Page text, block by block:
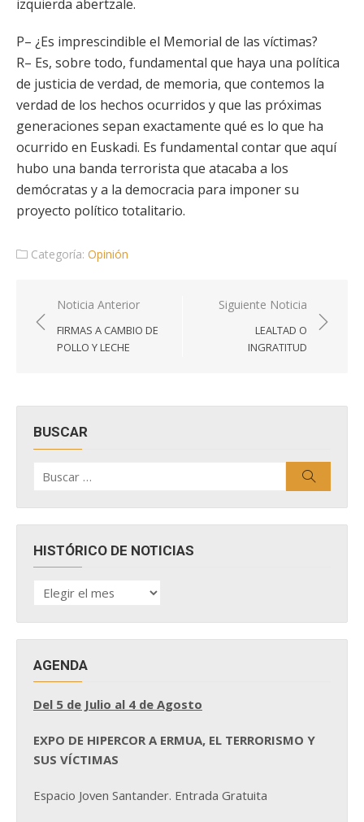
izquierda abertzale.
P– ¿Es imprescindible el Memorial de las víctimas?
R– Es, sobre todo, fundamental que haya una política
de justicia de verdad, de memoria, que contemos la
verdad de los hechos ocurridos y que las próximas
generaciones sepan exactamente qué es lo que ha
ocurrido en Euskadi. Es fundamental contar que aquí
hubo una banda terrorista que atacaba a los
demócratas y a la democracia para imponer su
proyecto político totalitario.
Categoría: Opinión
Navegación
de
entradas
Noticia Anterior
FIRMAS A CAMBIO DE
POLLO Y LECHE
Siguiente Noticia
LEALTAD O
INGRATITUD
BUSCAR
por:
HISTÓRICO DE NOTICIAS
HISTÓRICO
DE
AGENDA
Del 5 de Julio al 4 de Agosto
EXPO DE HIPERCOR A ERMUA, EL TERRORISMO Y
SUS VÍCTIMAS
Espacio Joven Santander. Entrada Gratuita